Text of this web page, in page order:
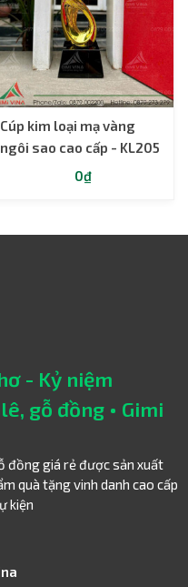
Cúp kim loại mạ vàng
ngôi sao cao cấp - KL205
0₫
- Kỷ niệm
gỗ đồng • Gimi
đồng giá rẻ được sản xuất
quà tặng vinh danh cao cấp
kiện